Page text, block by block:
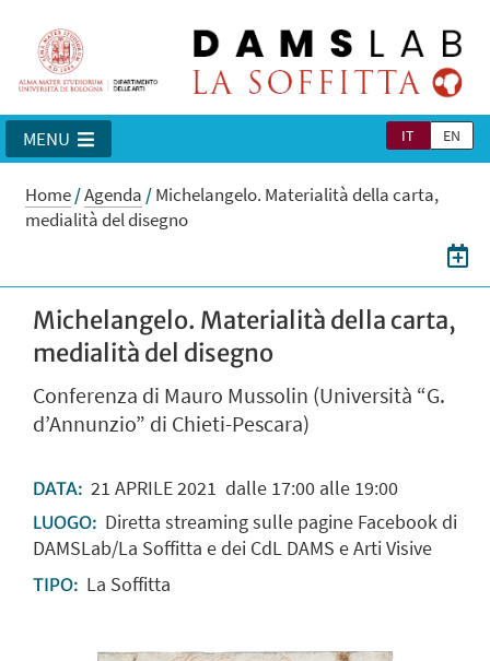
IT EN
MENU
Home/Agenda /Michelangelo. Materialità della carta,
medialità del disegno
Michelangelo. Materialità della carta,
medialità del disegno
Conferenza di Mauro Mussolin (Università “G.
d’Annunzio” di Chieti-Pescara)
DATA: 21 APRILE2021 dalle 17:00 alle 19:00
LUOGO: Diretta streaming sulle pagine Facebook di
DAMSLab/La Soffitta e dei CdL DAMS e Arti Visive
TIPO: La Soffitta